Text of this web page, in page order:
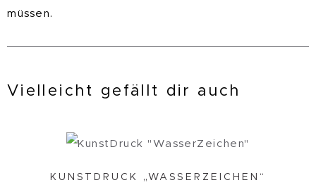
müssen.
Vielleicht gefällt dir auch
KUNSTDRUCK „WASSERZEICHEN“